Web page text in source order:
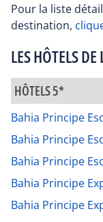
Pour la liste
destination,
LES HÔTELS
HÔTELS 5*
Bahia Principe
Bahia Principe
Bahia Principe
Bahia Principe
Bahia Principe